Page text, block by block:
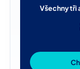
Všechny tři